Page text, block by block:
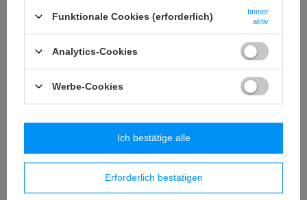
Funktionale Cookies (erforderlich)
Immer
aktiv
Analytics-Cookies
Werbe-Cookies
Erforderlich bestätigen
Ich bestätige alle